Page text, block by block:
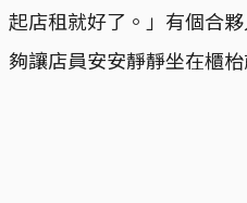
起店租就好了。」有個合
夠讓店員安安靜靜坐在櫃